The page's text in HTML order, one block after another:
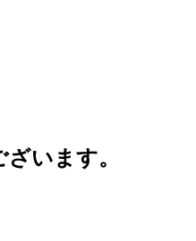
います。